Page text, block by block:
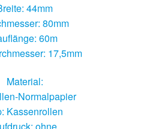
44mm
80mm
60m
17,5mm
Material:
Normalpapier
Kassenrollen